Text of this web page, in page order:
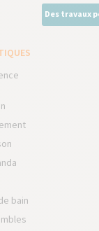
Des travaux
bain